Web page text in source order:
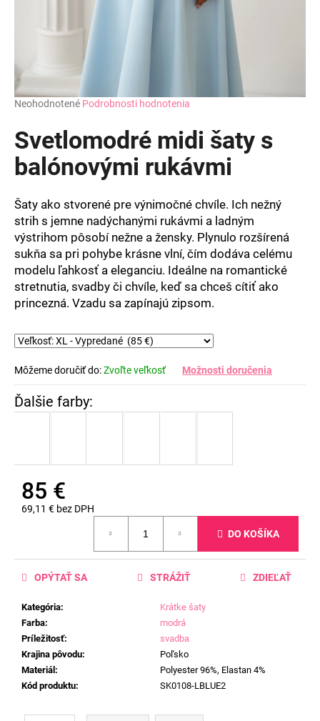
Priemerné
produktu
je
0,0
z
hviezdičiek.
Neohodnotené Podrobnosti hodnotenia
Svetlomodré midi šaty s
balónovými rukávmi
Šaty ako stvorené pre výnimočné chvíle. Ich nežný
strih s jemne nadýchanými rukávmi a ladným
výstrihom pôsobí nežne a žensky. Plynulo rozšírená
sukňa sa pri pohybe krásne vlní, čím dodáva celému
modelu ľahkosť a eleganciu. Ideálne na romantické
stretnutia, svadby či chvíle, keď sa chceš cítiť ako
princezná. Vzadu sa zapínajú zipsom.
Môžeme doručiť do:Zvoľte veľkosť Možnosti doručenia
85 €
69,11 € bez DPH
DO KOŠÍKA
Kategória:
Krátke šaty
Farba:
modrá
Príležitosť:
svadba
Krajina pôvodu:
Poľsko
Materiál :
Polyester 96%, Elastan 4%
Kód produktu: SK0108-LBLUE2
OPÝTAŤ SA STRÁŽIŤ ZDIEĽAŤ